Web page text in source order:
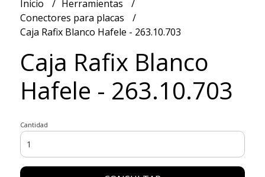
Inicio
Herramientas
Conectores para placas
Caja Rafix Blanco Hafele - 263.10.703
Caja Rafix Blanco
Hafele - 263.10.703
Cantidad